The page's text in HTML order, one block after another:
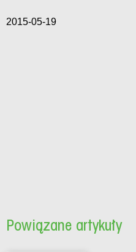
2015-05-19
Powiązane artykuły